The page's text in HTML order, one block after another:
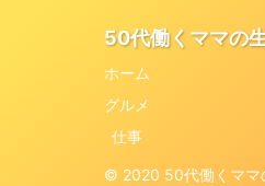
50代働くママの
ホーム
グルメ
仕事
© 2020 50代働くママ